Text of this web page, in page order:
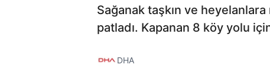
Sağanak taşkın ve
patladı. Kapanan 8 köy yolu
DHA